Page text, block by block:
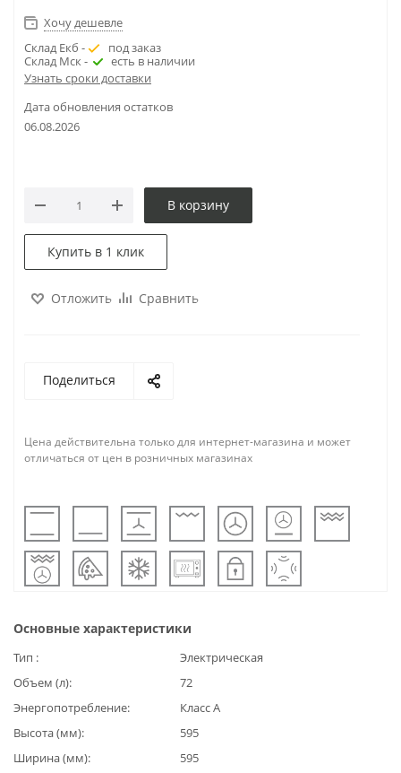
Хочу дешевле
Склад Екб -
под заказ
Склад Мск -
есть в наличии
Узнать сроки доставки
Дата обновления остатков
06.08.2026
В корзину
Купить в 1 клик
Отложить Сравнить
Поделиться
Цена действительна только для интернет-магазина и может
отличаться от цен в розничных магазинах
Основные характеристики
Тип
Электрическая
Объем (л)
72
Энергопотребление
Класс А
Высота (мм)
595
Ширина (мм)
595